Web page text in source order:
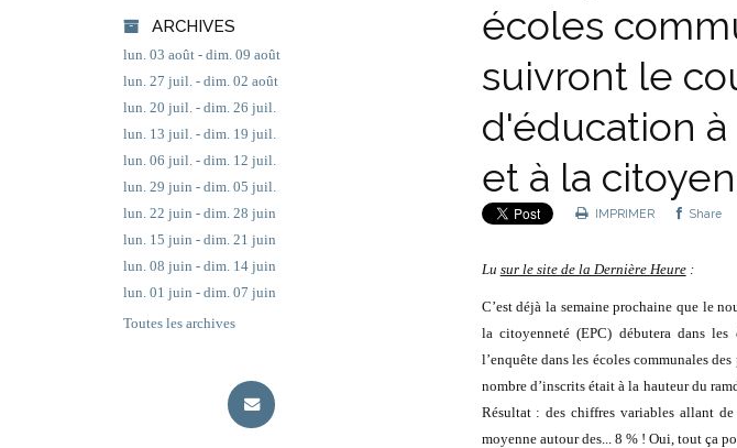
ARCHIVES
lun. 03 août - dim. 09 août
lun. 27 juil. - dim. 02 août
lun. 20 juil. - dim. 26 juil.
lun. 13 juil. - dim. 19 juil.
lun. 06 juil. - dim. 12 juil.
lun. 29 juin - dim. 05 juil.
lun. 22 juin - dim. 28 juin
lun. 15 juin - dim. 21 juin
lun. 08 juin - dim. 14 juin
lun. 01 juin - dim. 07 juin
Toutes les archives
écoles
suivront le
d'éducation
et à la
IMPRIMER Share
Lu sur le site de la Dernière Heure:
C’est déjà la semaine prochaine que le
la citoyenneté (EPC) débutera dans
l’enquête dans les écoles communales
nombre d’inscrits était à la hauteur du
Résultat : des chiffres variables allant
moyenne autour des... 8 % ! Oui, tout ça